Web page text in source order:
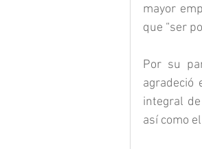
mayor
que “ser
Por su
agradeció
integral
así como